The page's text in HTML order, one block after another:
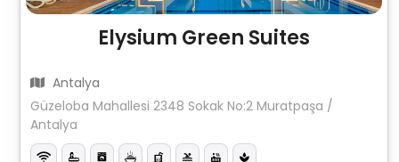
Elysium Green Suites
Antalya
Güzeloba Mahallesi 2348 Sokak No:2 Muratpaşa /
Antalya